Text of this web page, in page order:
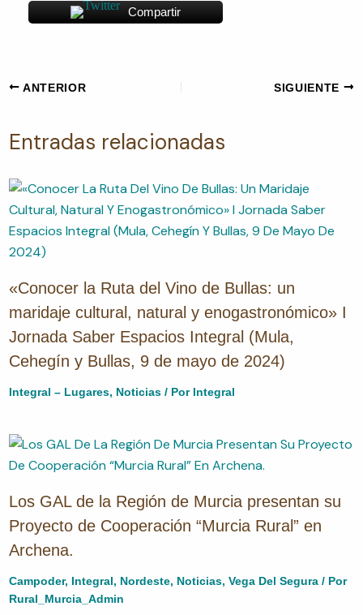
Compartir
ANTERIOR SIGUIENTE
Entradas relacionadas
«Conocer la Ruta del Vino de Bullas: un
maridaje cultural, natural y enogastronómico» I
Jornada Saber Espacios Integral (Mula,
Cehegín y Bullas, 9 de mayo de 2024)
Integral – Lugares, Noticias / Por Integral
Los GAL de la Región de Murcia presentan su
Proyecto de Cooperación “Murcia Rural” en
Archena.
Campoder, Integral, Nordeste, Noticias,Vega Del Segura / Por
Rural_Murcia_Admin